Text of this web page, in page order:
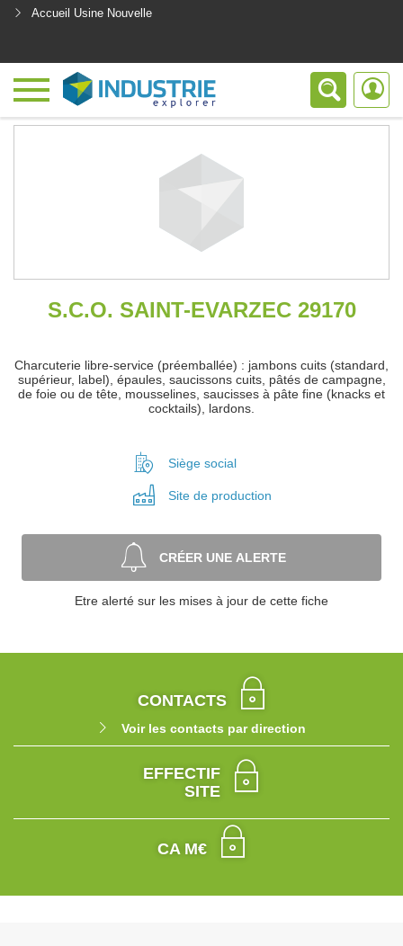
Accueil Usine Nouvelle
S.C.O. SAINT-EVARZEC 29170
Charcuterie libre-service (préemballée) : jambons cuits (standard,
supérieur, label), épaules, saucissons cuits, pâtés de campagne,
de foie ou de tête, mousselines, saucisses à pâte fine (knacks et
cocktails), lardons.
Siège social
Site de production
CRÉER UNE ALERTE
Etre alerté sur les mises à jour de cette fiche
CONTACTS
Voir les contacts par direction
EFFECTIF
SITE
CA M€